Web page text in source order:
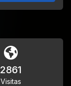
2861
Visitas